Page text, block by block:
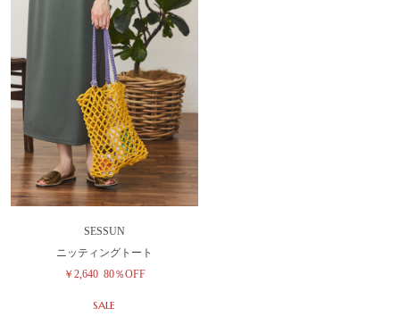
SESSUN
ニッティングトート
￥2,640 80％OFF
SALE